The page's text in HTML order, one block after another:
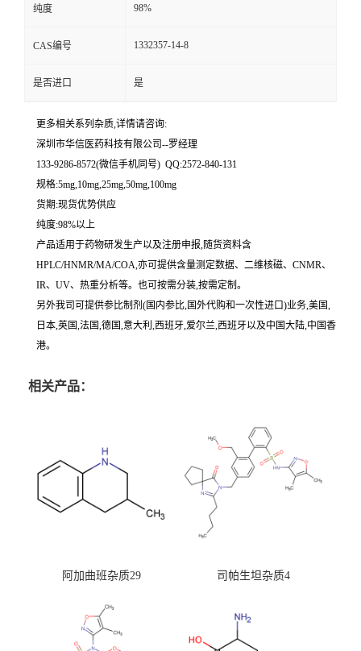
纯度 98%
CAS编号 1332357-14-8
是否进口 是
更多相关系列杂质,详情请咨询:
深圳市华信医药科技有限公司--罗经理
133-9286-8572(微信手机同号) QQ:2572-840-131
规格:5mg,10mg,25mg,50mg,100mg
货期:现货优势供应
纯度:98%以上
产品适用于药物研发生产以及注册申报,随货资料含
HPLC/HNMR/MA/COA,亦可提供含量测定数据、二维核磁、CNMR、
IR、UV、热重分析等。也可按需分装,按需定制。
另外我司可提供参比制剂(国内参比,国外代购和一次性进口)业务,美国,
日本,英国,法国,德国,意大利,西班牙,爱尔兰,西班牙以及中国大陆,中国香
港。
相关产品：
阿加曲班杂质29 司帕生坦杂质4